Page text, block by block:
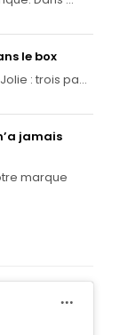
le box
: trois pa...
jamais
marque